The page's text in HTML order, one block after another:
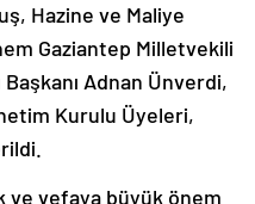
Hazine ve Maliye
Gaziantep Milletvekili
Adnan Ünverdi,
Kurulu Üyeleri,
ve vefaya büyük önem